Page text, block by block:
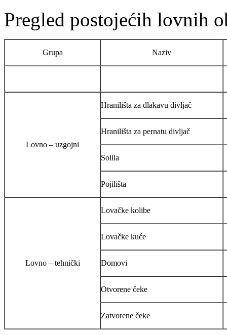
Pregled postojećih lovnih
Grupa Naziv
Lovno – uzgojni
Hranilišta za dlakavu divljač
Hranilišta za pernatu divljač
Solila
Pojilišta
Lovno – tehnički
Lovačke kolibe
Lovačke kuće
Domovi
Otvorene čeke
Zatvorene čeke